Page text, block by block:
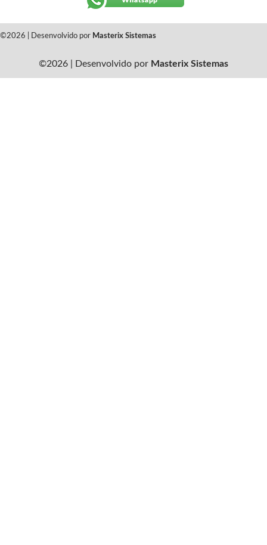
©2026 | Desenvolvido por Masterix Sistemas
©2026 | Desenvolvido por Masterix Sistemas